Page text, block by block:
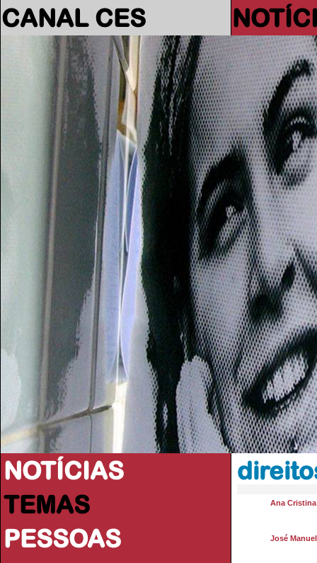
CANAL CES
NOTÍCIAS
TEMAS
PESSOAS
Ana
José